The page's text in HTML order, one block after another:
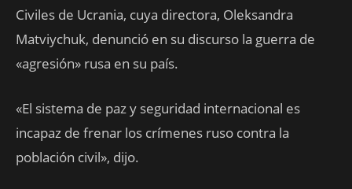
Civiles de Ucrania, cuya directora, Oleksandra
Matviychuk, denunció en su discurso la guerra de
«agresión» rusa en su país.
«El sistema de paz y seguridad internacional es
incapaz de frenar los crímenes ruso contra la
población civil», dijo.